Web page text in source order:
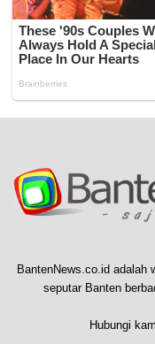
BantenNews.co.id adalah
seputar Banten
Hubungi